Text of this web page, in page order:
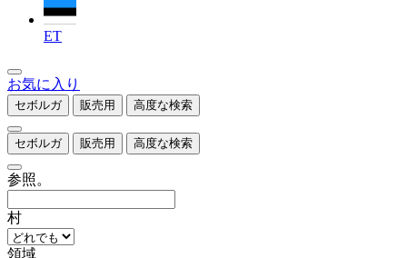
ET
お気に入り
セボルガ 販売用 高度な検索
セボルガ 販売用 高度な検索
参照。
村
領域